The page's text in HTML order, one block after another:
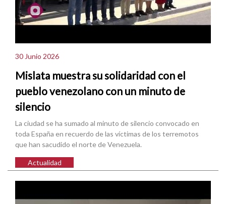
30 Junio 2026
Mislata muestra su solidaridad con el
pueblo venezolano con un minuto de
silencio
La ciudad se ha sumado al minuto de silencio convocado en
toda España en recuerdo de las víctimas de los terremotos
que han sacudido el norte de Venezuela.
Actualidad